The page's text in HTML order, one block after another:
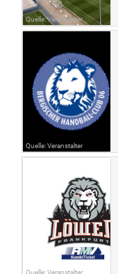
Quelle: Veranstalter
Quelle: Veranstalter
Quelle: Veranstalter